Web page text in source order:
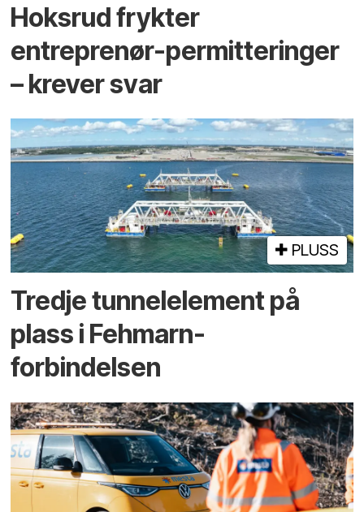
Hoksrud frykter
entreprenør-permitteringer
– krever svar
PLUSS
Tredje tunnel­element på
plass i Fehmarn-
forbindelsen